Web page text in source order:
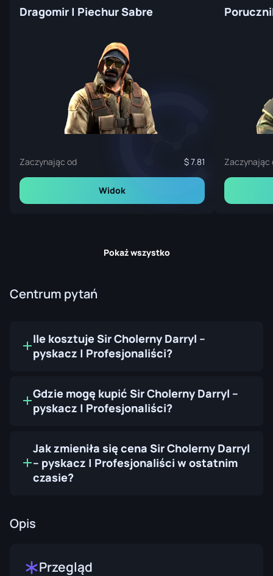
Dragomir | Piechur Sabre
Zaczynając od 7.81
Widok
Zaczynając
Pokaż wszystko
Centrum pytań
Ile kosztuje Sir Cholerny Darryl –
pyskacz | Profesjonaliści?
Gdzie mogę kupić Sir Cholerny Darryl –
pyskacz | Profesjonaliści?
Jak zmieniła się cena Sir Cholerny Darryl
– pyskacz | Profesjonaliści w ostatnim
czasie?
Opis
Przegląd